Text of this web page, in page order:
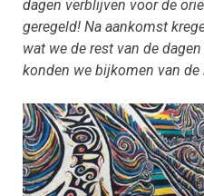
dagen verblijven voor de
geregeld! Na aankomst
wat we de rest van de
konden we bijkomen van de